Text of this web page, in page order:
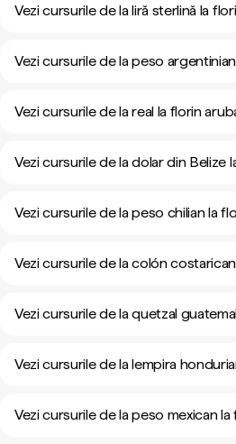
Vezi cursurile de la liră sterlină la
Vezi cursurile de la peso
Vezi cursurile de la real la florin
Vezi cursurile de la dolar din Belize
Vezi cursurile de la peso chilian la
Vezi cursurile de la colón
Vezi cursurile de la quetzal
Vezi cursurile de la lempira
Vezi cursurile de la peso mexican